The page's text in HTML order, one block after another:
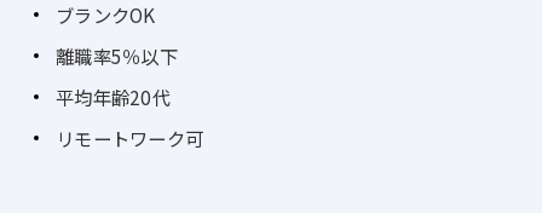
ブランクOK
離職率5％以下
平均年齢20代
リモートワーク可